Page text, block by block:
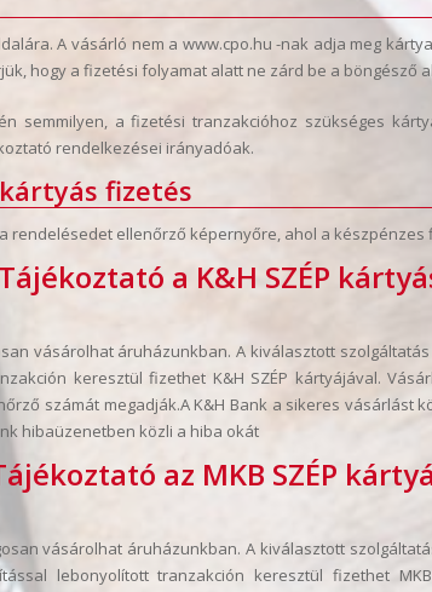
A vásárló nem a www.cpo.hu -nak adja meg
hogy a fizetési folyamat alatt ne zárd be a böngésző
semmilyen, a fizetési tranzakcióhoz szükséges
rendelkezései irányadóak.
fizetés
rendelésedet ellenőrző képernyőre, ahol a
Tájékoztató a K&H SZÉP
vásárolhat áruházunkban. A kiválasztott
keresztül fizethet K&H SZÉP kártyájával.
számát megadják.A K&H Bank a sikeres
hibaüzenetben közli a hiba okát
az MKB SZÉP
vásárolhat áruházunkban. A kiválasztott
lebonyolított tranzakción keresztül fizethet